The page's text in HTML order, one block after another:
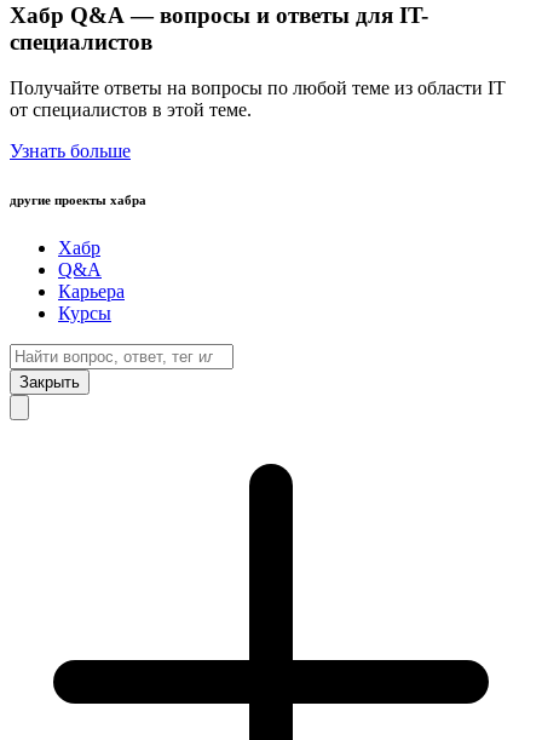
Хабр Q&A — вопросы и ответы для IT-
специалистов
Получайте ответы на вопросы по любой теме из области IT
от специалистов в этой теме.
Узнать больше
другие проекты хабра
Хабр
Q&A
Карьера
Курсы
Закрыть